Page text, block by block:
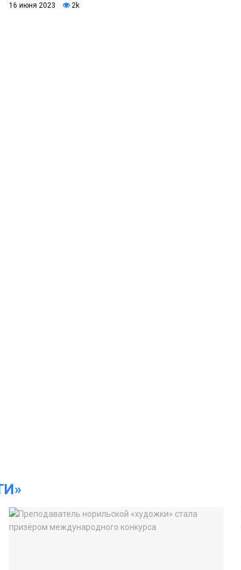
16 июня 2023 2k